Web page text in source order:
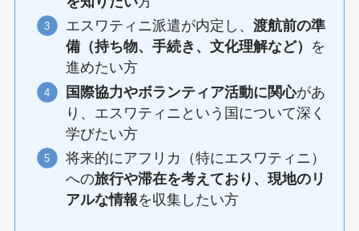
エスワティニ派遣が内定し、 渡航前の準
備（持ち物、手続き、文化理解など）
を
進めたい方
国際協力やボランティア活動に関心があ
り、エスワティニという国について深く
学びたい方
将来的にアフリカ（特にエスワティニ）
への旅行や滞在を考えており、現地のリ
アルな情報を収集したい方